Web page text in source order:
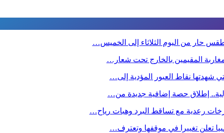
حار من اليوم الثلاثاء إلى الخميس…
المقيمين بالخارج تحت شعار…
شهدتها نقاط العبور المؤدية إلى…
إطلاق حصة إضافية جديدة من…
رعدية مع تساقط البرد وهبات رياح…
تعلن تغييرا في موقفها وتعترف…